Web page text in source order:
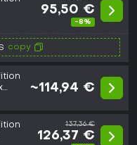
95,50 €
-8%
copy
~114,94 €
137,36 €
126,37 €